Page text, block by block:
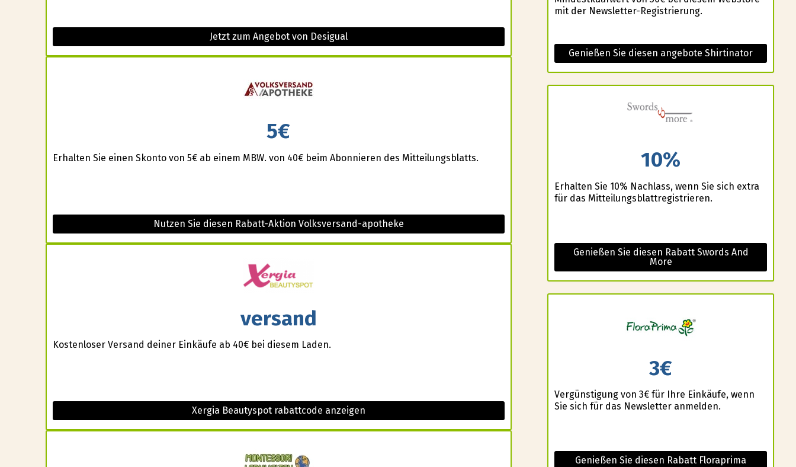
Jetzt zum Angebot von Desigual
5€
Erhalten Sie einen Skonto von 5€ ab einem MBW. von 40€ beim Abonnieren des Mitteilungsblatts.
Nutzen Sie diesen Rabatt-Aktion Volksversand-apotheke
versand
Kostenloser Versand deiner Einkäufe ab 40€ bei diesem Laden.
Xergia Beautyspot rabattcode anzeigen
mit der Newsletter-Registrierung.
Genießen Sie diesen angebote Shirtinator
10%
Erhalten Sie 10% Nachlass, wenn Sie sich extra
für das Mitteilungsblattregistrieren.
Genießen Sie diesen Rabatt Swords And
More
3€
Vergünstigung von 3€ für Ihre Einkäufe, wenn
Sie sich für das Newsletter anmelden.
Genießen Sie diesen Rabatt Floraprima